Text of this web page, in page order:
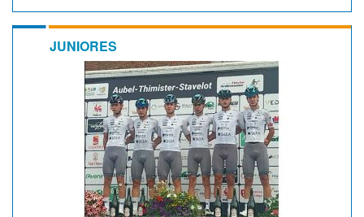
JUNIORES